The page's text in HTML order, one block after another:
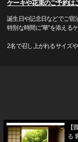
ケーキや花束のご予約は
誕生日や記念日などでご宿
特別な時間に”華”を添える
2名で召し上がれるサイズ
【
る